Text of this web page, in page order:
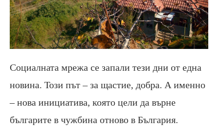
Социалната мрежа се запали тези дни от една
новина. Този път – за щастие, добра. А именно
– нова инициатива, която цели да върне
българите в чужбина отново в България.